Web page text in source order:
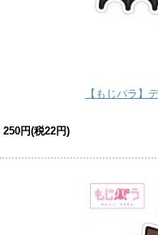
【もじパラ
250円(税22円)